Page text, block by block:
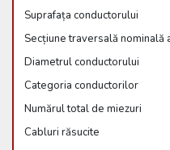
Suprafața conductorului
Secțiune traversală nominală
Diametrul conductorului
Categoria conductorilor
Numărul total de miezuri
Cabluri răsucite